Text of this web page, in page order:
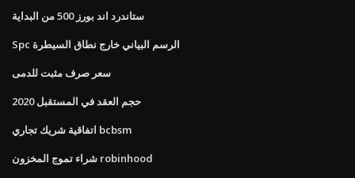
ستاندرد اند بورز 500 من البداية
Spc الرسم البياني خارج نطاق السيطرة
سعر صرف مثبت للدمى
حجم العقد في المستقبل 2020
اتفاقية شريك تجاري bcbsm
شراء تموج المخزون robinhood